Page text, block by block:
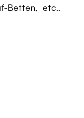
Betten, etc..
– Fr.
Süd/ZH
18 28